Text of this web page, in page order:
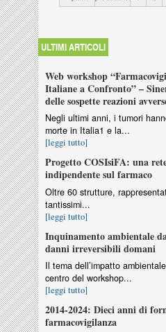
ULTIMI ARTICOLI
Web workshop
Italiane a Confronto” –
delle sospette reazioni
Negli ultimi anni, i tumori
morte in Italia1 e la...
[leggi tutto]
Progetto COSIsiFA: una
indipendente sul farmaco
Oltre 60 strutture,
tantissimi...
[leggi tutto]
Inquinamento ambientale
danni irreversibili domani
Il tema dell’impatto
centro del workshop...
[leggi tutto]
2014-2024: Dieci anni di
farmacovigilanza